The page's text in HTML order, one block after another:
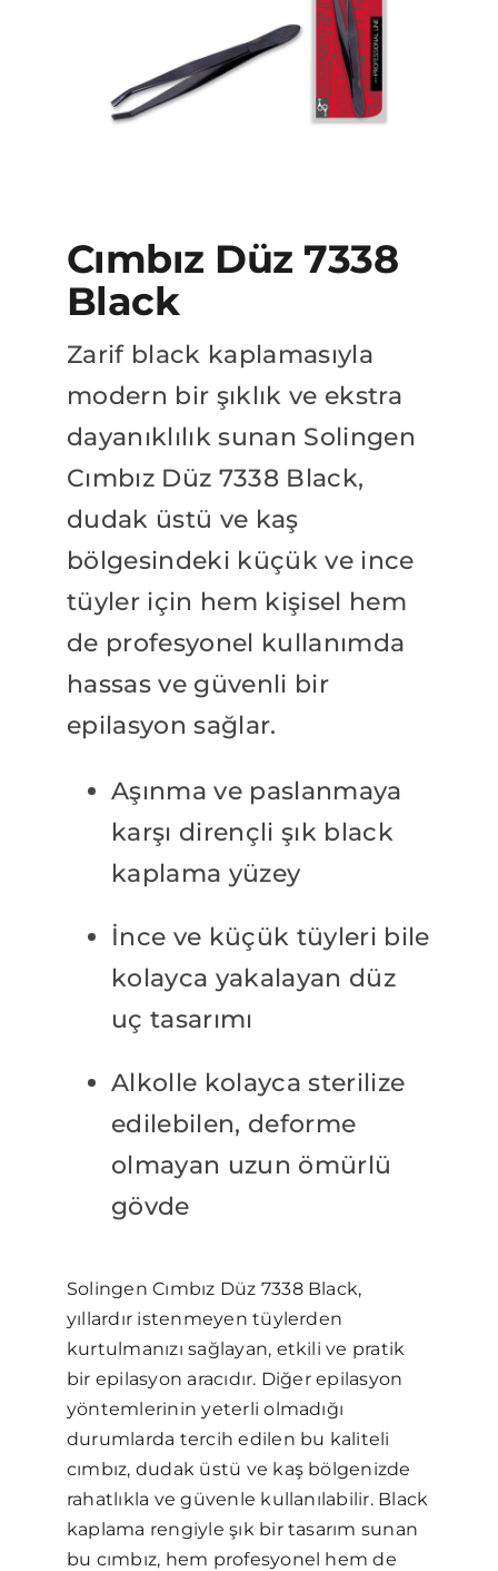
Cımbız Düz 7338
Black
Zarif black kaplamasıyla
modern bir şıklık ve ekstra
dayanıklılık sunan Solingen
Cımbız Düz 7338 Black,
dudak üstü ve kaş
bölgesindeki küçük ve ince
tüyler için hem kişisel hem
de profesyonel kullanımda
hassas ve güvenli bir
epilasyon sağlar.
Aşınma ve paslanmaya
karşı dirençli şık black
kaplama yüzey
İnce ve küçük tüyleri bile
kolayca yakalayan düz
uç tasarımı
Alkolle kolayca sterilize
edilebilen, deforme
olmayan uzun ömürlü
gövde
Solingen Cımbız Düz 7338 Black,
yıllardır istenmeyen tüylerden
kurtulmanızı sağlayan, etkili ve pratik
bir epilasyon aracıdır. Diğer epilasyon
yöntemlerinin yeterli olmadığı
durumlarda tercih edilen bu kaliteli
cımbız, dudak üstü ve kaş bölgenizde
rahatlıkla ve güvenle kullanılabilir. Black
kaplama rengiyle şık bir tasarım sunan
bu cımbız, hem profesyonel hem de